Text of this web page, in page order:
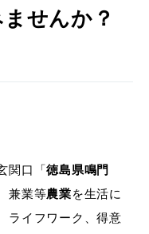
せんか？
関口「徳島県鳴門
兼業等農業を生活に
ライフワーク、得意